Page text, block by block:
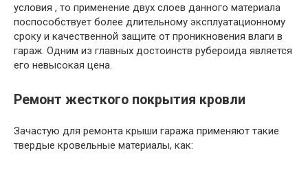
условия , то применение двух слоев данного материала
поспособствует более длительному эксплуатационному
сроку и качественной защите от проникновения влаги в
гараж. Одним из главных достоинств рубероида является
его невысокая цена.
Ремонт жесткого покрытия кровли
Зачастую для ремонта крыши гаража применяют такие
твердые кровельные материалы, как: